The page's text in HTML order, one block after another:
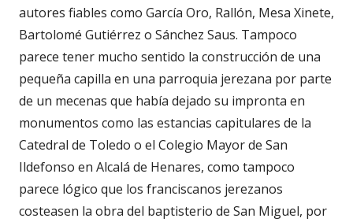
autores fiables como García Oro, Rallón, Mesa Xinete,
Bartolomé Gutiérrez o Sánchez Saus. Tampoco
parece tener mucho sentido la construcción de una
pequeña capilla en una parroquia jerezana por parte
de un mecenas que había dejado su impronta en
monumentos como las estancias capitulares de la
Catedral de Toledo o el Colegio Mayor de San
Ildefonso en Alcalá de Henares, como tampoco
parece lógico que los franciscanos jerezanos
costeasen la obra del baptisterio de San Miguel, por